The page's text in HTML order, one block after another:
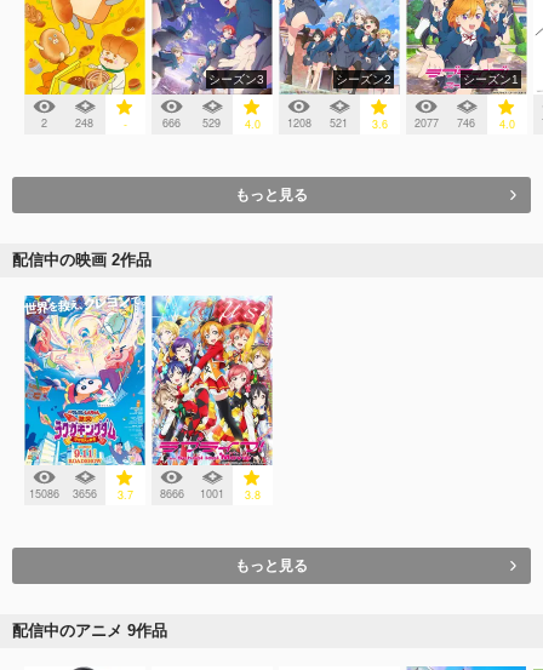
2 248 -
シーズン3
666 529 4.0
シーズン2
1208 521 3.6
シーズン1
2077 746 4.0
もっと見る
配信中の映画 2作品
15086 3656 3.7 8666 1001 3.8
もっと見る
配信中のアニメ 9作品